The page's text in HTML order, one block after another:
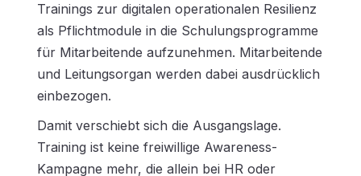
Trainings zur digitalen operationalen Resilienz
als Pflichtmodule in die Schulungsprogramme
für Mitarbeitende aufzunehmen. Mitarbeitende
und Leitungsorgan werden dabei ausdrücklich
einbezogen.
Damit verschiebt sich die Ausgangslage.
Training ist keine freiwillige Awareness-
Kampagne mehr, die allein bei HR oder